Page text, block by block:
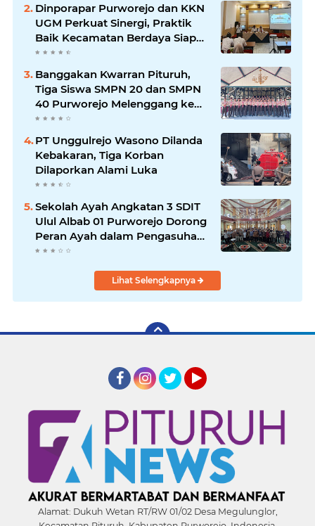
Dinporapar Purworejo dan KKN
UGM Perkuat Sinergi, Praktik
Baik Kecamatan Berdaya Siap
Direplikasi
Banggakan Kwarran Pituruh,
Tiga Siswa SMPN 20 dan SMPN
40 Purworejo Melenggang ke
Jamnas Cibubur
PT Unggulrejo Wasono Dilanda
Kebakaran, Tiga Korban
Dilaporkan Alami Luka
Sekolah Ayah Angkatan 3 SDIT
Ulul Albab 01 Purworejo Dorong
Peran Ayah dalam Pengasuhan
Anak
Lihat Selengkapnya
Alamat: Dukuh Wetan RT/RW 01/02 Desa Megulunglor,